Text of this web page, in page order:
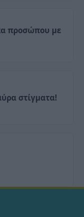
προσώπου με
στίγματα!